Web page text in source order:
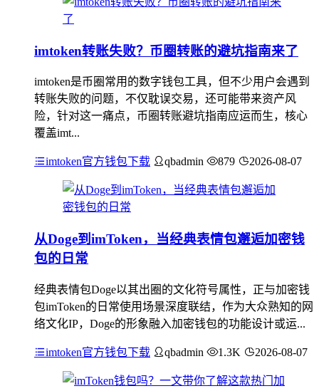
imtoken转账失败？币圈转账的避坑指南来了
imtoken是币圈常用的数字钱包工具，但不少用户会遇到
转账失败的问题，不仅耽误交易，还可能带来资产风
险，针对这一痛点，币圈转账避坑指南应运而生，核心
覆盖imt...
imtoken官方钱包下载 qbadmin 879 2026-08-07
从Doge到imToken，当经典表情包邂逅加密钱
包的日常
经典表情包Doge以其出圈的文化符号属性，正与加密钱
包imToken的日常使用场景深度联结，作为大众熟知的网
络文化IP，Doge的形象融入加密钱包的功能设计或运...
imtoken官方钱包下载 qbadmin 1.3K 2026-08-07